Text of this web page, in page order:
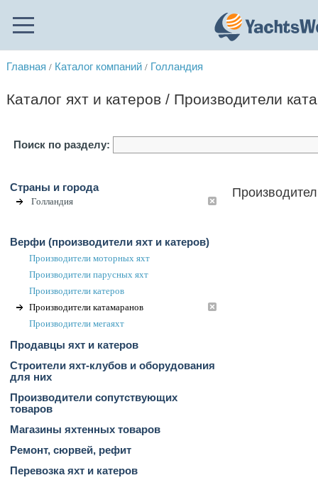
Главная / Каталог компаний / Голландия
Каталог яхт и катеров / Производители
Поиск по разделу:
Страны и города
Голландия
Верфи (производители яхт и катеров)
Производители моторных яхт
Производители парусных яхт
Производители катеров
Производители катамаранов
Производители мегаяхт
Продавцы яхт и катеров
Строители яхт-клубов и оборудования
для них
Производители сопутствующих
товаров
Магазины яхтенных товаров
Ремонт, сюрвей, рефит
Перевозка яхт и катеров